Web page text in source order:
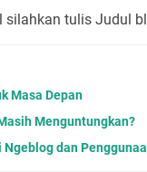
silahkan tulis Judul
Masa Depan
Menguntungkan?
dan